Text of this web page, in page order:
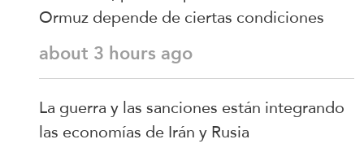
Ormuz depende de ciertas condiciones
about 3 hours ago
La guerra y las sanciones están integrando
las economías de Irán y Rusia